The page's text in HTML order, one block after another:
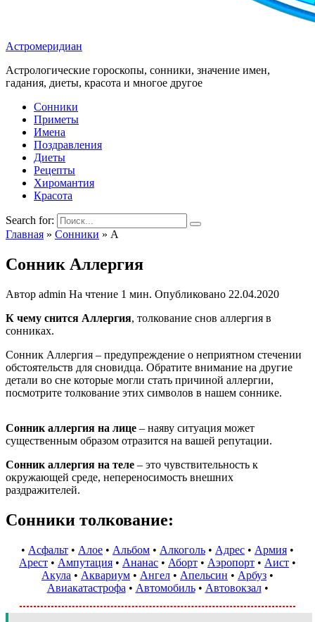
Астромеридиан
Астрологические гороскопы, сонники, значение имен,
гадания, диеты, красота и многое другое
Сонники
Приметы
Имена
Поздравления
Диеты
Рецепты
Хиромантия
Красота
Search for:
Главная » Сонники » А
Сонник Аллергия
Автор admin На чтение 1 мин. Опубликовано 22.04.2020
К чему снится Аллергия, толкование снов аллергия в
сонниках.
Сонник Аллергия – предупреждение о неприятном стечении
обстоятельств для сновидца. Обратите внимание на другие
детали во сне которые могли стать причиной аллергии,
посмотрите толкование этих символов в нашем соннике.
Сонник аллергия на лице – наяву ситуация может
существенным образом отразится на вашей репутации.
Сонник аллергия на теле – это чувствительность к
окружающей среде, непереносимость внешних
раздражителей.
Сонники толкование:
• Асфальт • Алое • Альбом • Алкоголь • Адрес • Армия •
Арест • Ампутация • Ананас • Аборт • Аэропорт • Аист •
Акула • Аквариум • Ангел • Апельсин • Арбуз •
Авиакатастрофа • Автомобиль• Автовокзал•